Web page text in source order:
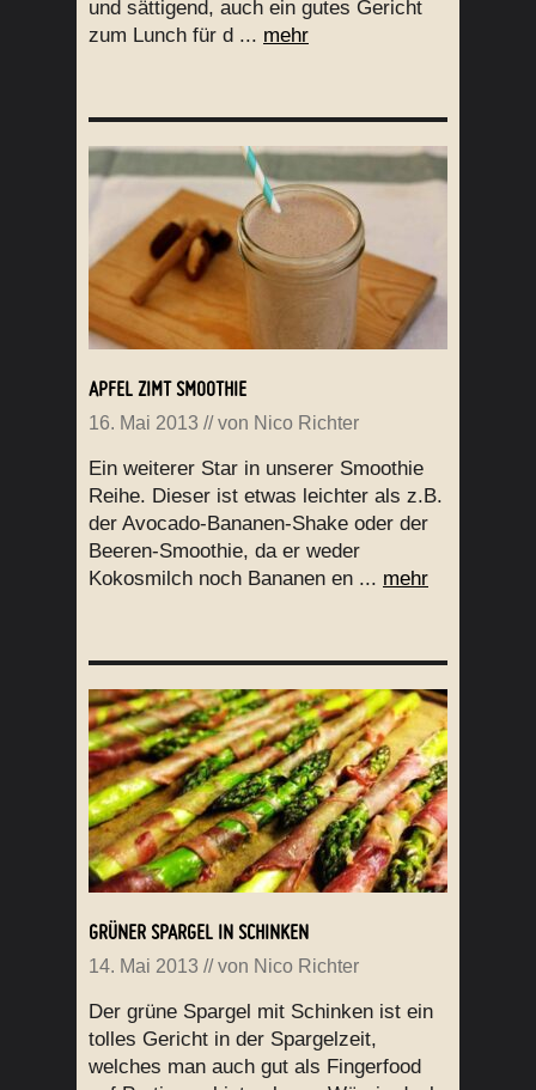
und sättigend, auch ein gutes Gericht
zum Lunch für d ... mehr
APFEL ZIMT SMOOTHIE
16. Mai 2013 // von Nico Richter
Ein weiterer Star in unserer Smoothie
Reihe. Dieser ist etwas leichter als z.B.
der Avocado-Bananen-Shake oder der
Beeren-Smoothie, da er weder
Kokosmilch noch Bananen en ... mehr
GRÜNER SPARGEL IN SCHINKEN
14. Mai 2013 // von Nico Richter
Der grüne Spargel mit Schinken ist ein
tolles Gericht in der Spargelzeit,
welches man auch gut als Fingerfood